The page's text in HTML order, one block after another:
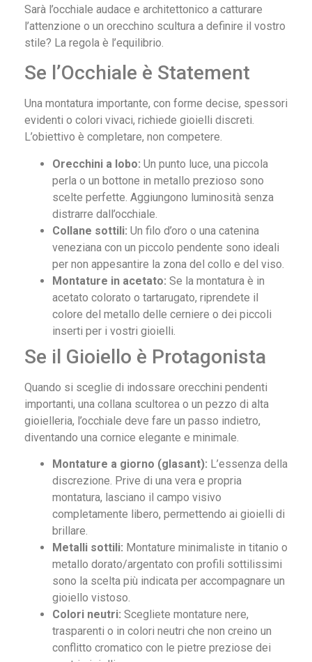
Sarà l’occhiale audace e architettonico a catturare
l’attenzione o un orecchino scultura a definire il vostro
stile? La regola è l’equilibrio.
Se l’Occhiale è Statement
Una montatura importante, con forme decise, spessori
evidenti o colori vivaci, richiede gioielli discreti.
L’obiettivo è completare, non competere.
Orecchini a lobo: Un punto luce, una piccola
perla o un bottone in metallo prezioso sono
scelte perfette. Aggiungono luminosità senza
distrarre dall’occhiale.
Collane sottili: Un filo d’oro o una catenina
veneziana con un piccolo pendente sono ideali
per non appesantire la zona del collo e del viso.
Montature in acetato: Se la montatura è in
acetato colorato o tartarugato, riprendete il
colore del metallo delle cerniere o dei piccoli
inserti per i vostri gioielli.
Se il Gioiello è Protagonista
Quando si sceglie di indossare orecchini pendenti
importanti, una collana scultorea o un pezzo di alta
gioielleria, l’occhiale deve fare un passo indietro,
diventando una cornice elegante e minimale.
Montature a giorno (glasant): L’essenza della
discrezione. Prive di una vera e propria
montatura, lasciano il campo visivo
completamente libero, permettendo ai gioielli di
brillare.
Metalli sottili: Montature minimaliste in titanio o
metallo dorato/argentato con profili sottilissimi
sono la scelta più indicata per accompagnare un
gioiello vistoso.
Colori neutri: Scegliete montature nere,
trasparenti o in colori neutri che non creino un
conflitto cromatico con le pietre preziose dei